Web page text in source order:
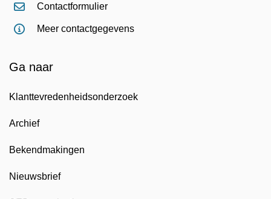
Contactformulier
Meer contactgegevens
Ga naar
Klanttevredenheidsonderzoek
Archief
Bekendmakingen
Nieuwsbrief